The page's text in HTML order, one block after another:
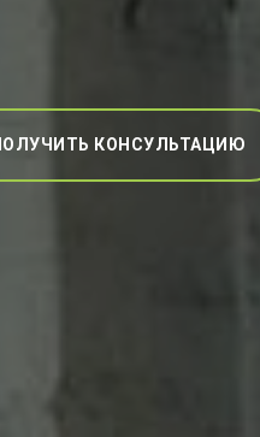
КОНСУЛЬТАЦИЮ